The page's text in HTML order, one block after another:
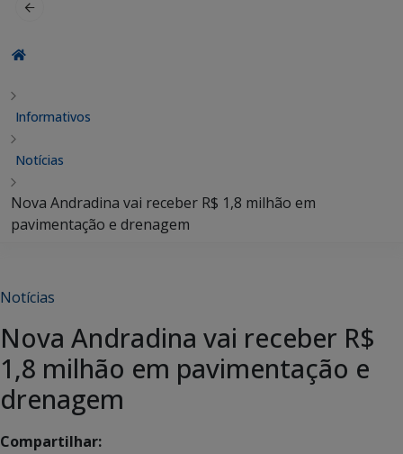
Informativos
Notícias
Nova Andradina vai receber R$ 1,8 milhão em
pavimentação e drenagem
Notícias
Nova Andradina vai receber R$
1,8 milhão em pavimentação e
drenagem
Compartilhar: